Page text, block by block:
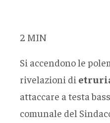
2 MIN
Si accendono le
rivelazioni di
attaccare a testa
comunale del